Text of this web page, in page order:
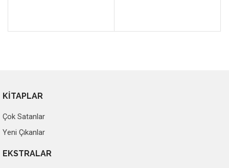
KİTAPLAR
Çok Satanlar
Yeni Çıkanlar
EKSTRALAR